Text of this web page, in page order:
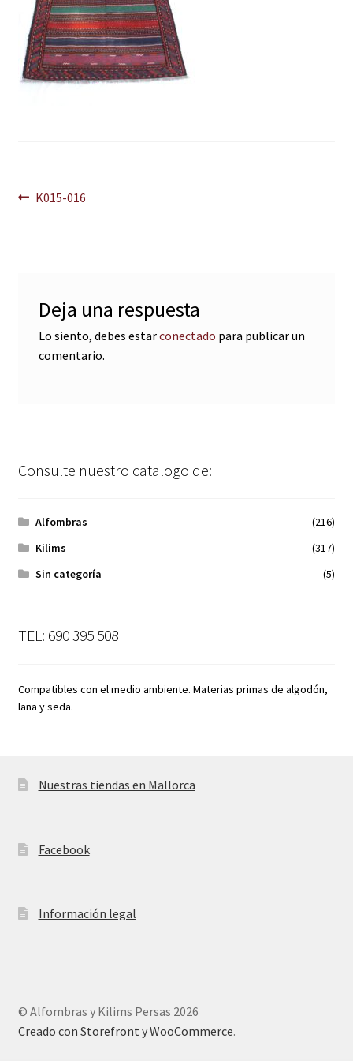
Navegación
Anterior:
K015-016
Deja una respuesta
Lo siento, debes estarconectado para publicar un
comentario.
Consulte nuestro catalogo de:
Alfombras
(216)
Kilims
(317)
Sin categoría
(5)
TEL: 690 395 508
Compatibles con el medio ambiente. Materias primas de algodón,
lana y seda.
Nuestras tiendas en Mallorca
Facebook
Información legal
© Alfombras y Kilims Persas 2026
Creado con Storefront y WooCommerce.